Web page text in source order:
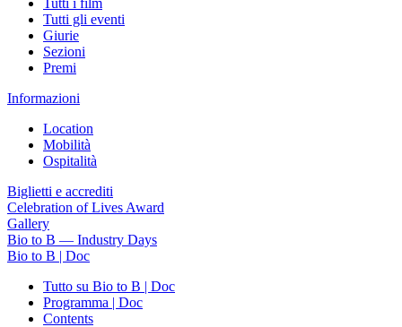
Tutti gli eventi
Giurie
Sezioni
Premi
Informazioni
Location
Mobilità
Ospitalità
Biglietti e accrediti
Celebration of Lives Award
Gallery
Bio to B — Industry Days
Bio to B | Doc
Tutto su Bio to B | Doc
Programma | Doc
Contents